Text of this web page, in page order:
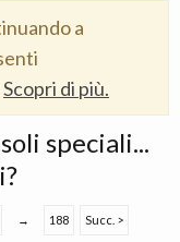
a
Scopri di più.
speciali...
→ 188 Succ. >